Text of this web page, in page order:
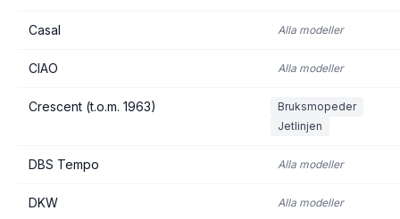
Casal Alla modeller
CIAO Alla modeller
Crescent (t.o.m. 1963)
Bruksmopeder
Jetlinjen
DBS Tempo Alla modeller
DKW Alla modeller